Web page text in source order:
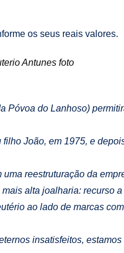
os seus reais valores.
Póvoa do Lanhoso)
João, em 1975, e
reestruturação da
alta joalharia: recurso a
ao lado de marcas
insatisfeitos, estamos